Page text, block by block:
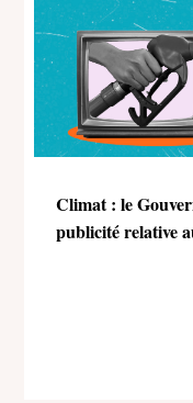
Climat : le
publicité relative